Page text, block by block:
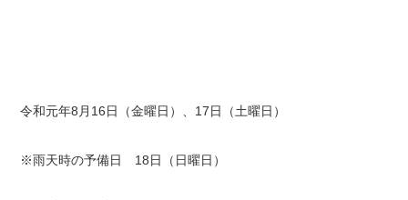
令和元年8月16日（金曜日）、17日（土曜日）
※雨天時の予備日 18日（日曜日）